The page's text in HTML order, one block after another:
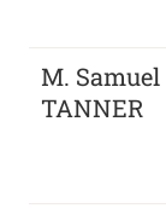
M. Samuel
TANNER